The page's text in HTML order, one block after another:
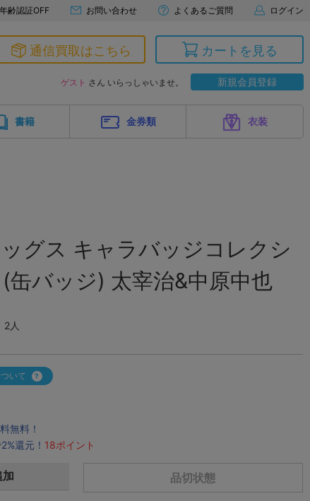
年齢認証OFF お問い合わせ よくあるご質問 ログイン
通信買取はこちら カートを見る
ゲスト さん いらっしゃいませ。 新規会員登録
書籍 金券類 衣装
グス キャラバッジコレクシ
缶バッジ) 太宰治&中原中也
2人
いて
無料！
還元！ 18ポイント
品切状態